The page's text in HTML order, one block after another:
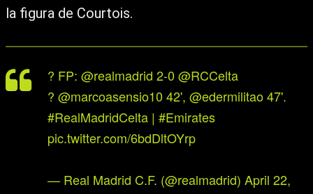
la figura de Courtois.
? FP: @realmadrid 2-0 @RCCelta
? @marcoasensio10 42', @edermilitao47'.
#RealMadridCelta | #Emirates
pic.twitter.com/6bdDltOYrp
— Real Madrid C.F. (@realmadrid) April 22,